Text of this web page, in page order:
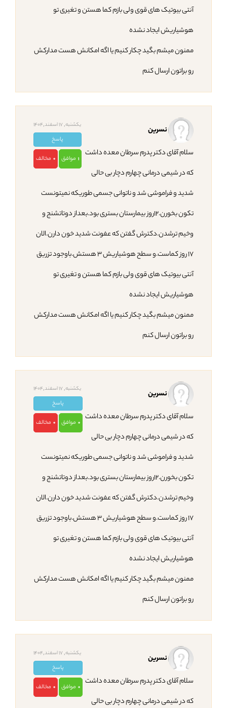
آنتی بیوتیک های قوی ولی بازم کما هستن و تغیری تو
هوشیاریش ایجاد نشده
ممنون میشم بگید چکار کنیم یا اگه امکانش هست مدارکش
رو براتون ارسال کنم
یکشنبه, 17 اسفند,1404
پاسخ
1 موافق 0 مخالف
نسرین
سلام آقای دکتر پدرم سرطان معده داشت
که در شیمی درمانی چهارم دچار بی حالی
شدید و فراموشی شد و ناتوانی جسمی طوریکه نمیتونست
تکون بخورن.۱۲روز بیمارستان بستری بود.بعداز دوتاتشنج و
وخیم ترشدن.دکترش گفتن که عفونت شدید خون دارن.الان
۱۷ روز کماست.و سطح هوشیاریش ۳ هستش.باوجود تزریق
آنتی بیوتیک های قوی ولی بازم کما هستن و تغیری تو
هوشیاریش ایجاد نشده
ممنون میشم بگید چکار کنیم یا اگه امکانش هست مدارکش
رو براتون ارسال کنم
یکشنبه, 17 اسفند,1404
پاسخ
0 موافق 0 مخالف
نسرین
سلام آقای دکتر پدرم سرطان معده داشت
که در شیمی درمانی چهارم دچار بی حالی
شدید و فراموشی شد و ناتوانی جسمی طوریکه نمیتونست
تکون بخورن.۱۲روز بیمارستان بستری بود.بعداز دوتاتشنج و
وخیم ترشدن.دکترش گفتن که عفونت شدید خون دارن.الان
۱۷ روز کماست.و سطح هوشیاریش ۳ هستش.باوجود تزریق
آنتی بیوتیک های قوی ولی بازم کما هستن و تغیری تو
هوشیاریش ایجاد نشده
ممنون میشم بگید چکار کنیم یا اگه امکانش هست مدارکش
رو براتون ارسال کنم
یکشنبه, 17 اسفند,1404
پاسخ
0 موافق 0 مخالف
نسرین
سلام آقای دکتر پدرم سرطان معده داشت
که در شیمی درمانی چهارم دچار بی حالی